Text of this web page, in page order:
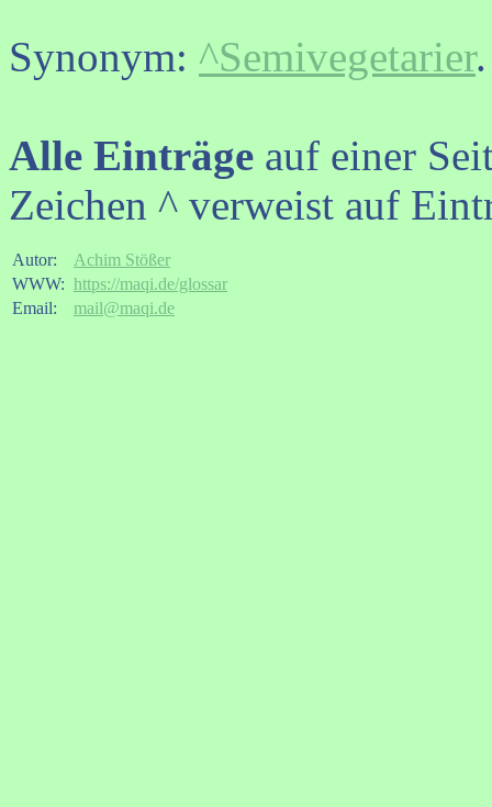
Synonym: ^Semivegetarier.
Alle Einträge auf einer
Zeichen ^ verweist auf
Autor:
Achim Stößer
WWW: https://maqi.de/glossar
Email:
mail@maqi.de